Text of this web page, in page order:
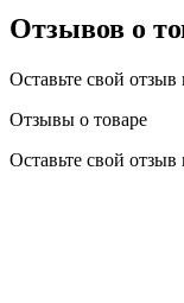
Отзывов о
Оставьте свой
Отзывы о товаре
Оставьте свой